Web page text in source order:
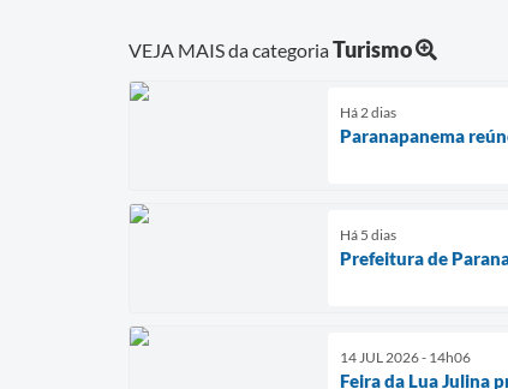
VEJA MAIS da categoriaTurismo
Há 2 dias
Paranapanema
Há 5 dias
Prefeitura de
14 JUL 2026 - 14h06
Feira da Lua Julina